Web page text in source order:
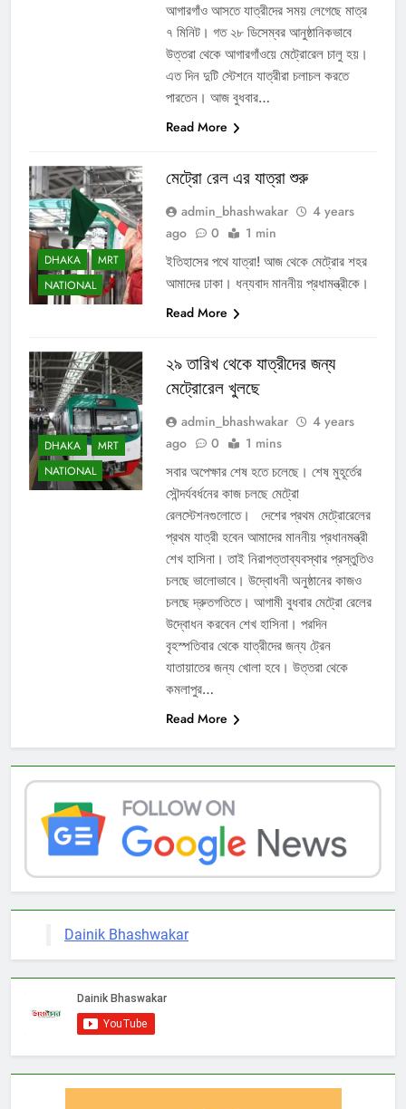
আগারগাঁও আসতে যাত্রীদের সময় লেগেছে মাত্র
৭ মিনিট। গত ২৮ ডিসেম্বর আনুষ্ঠানিকভাবে
উত্তরা থেকে আগারগাঁওয়ে মেট্রোরেল চালু হয়।
এত দিন দুটি স্টেশনে যাত্রীরা চলাচল করতে
পারতেন। আজ বুধবার…
Read More
DHAKA
MRT
NATIONAL
মেট্রো রেল এর যাত্রা শুরু
admin_bhashwakar
4 years
ago
0 1 min
ইতিহাসের পথে যাত্রা! আজ থেকে মেট্রোর শহর
আমাদের ঢাকা। ধন্যবাদ মাননীয় প্রধামন্ত্রীকে।
Read More
DHAKA
MRT
NATIONAL
২৯ তারিখ থেকে যাত্রীদের জন্য
মেট্রোরেল খুলছে
admin_bhashwakar
4 years
ago
0 1 mins
সবার অপেক্ষার শেষ হতে চলেছে। শেষ মুহূর্তের
সৌন্দর্যবর্ধনের কাজ চলছে মেট্রো
রেলস্টেশনগুলোতে। দেশের প্রথম মেট্রোরেলের
প্রথম যাত্রী হবেন আমাদের মাননীয় প্রধানমন্ত্রী
শেখ হাসিনা। তাই নিরাপত্তাব্যবস্থার প্রস্তুতিও
চলছে ভালোভাবে। উদ্বোধনী অনুষ্ঠানের কাজও
চলছে দ্রুতগতিতে। আগামী বুধবার মেট্রো রেলের
উদ্বোধন করবেন শেখ হাসিনা। পরদিন
বৃহস্পতিবার থেকে যাত্রীদের জন্য ট্রেন
যাতায়াতের জন্য খোলা হবে। উত্তরা থেকে
কমলাপুর…
Read More
Dainik Bhashwakar